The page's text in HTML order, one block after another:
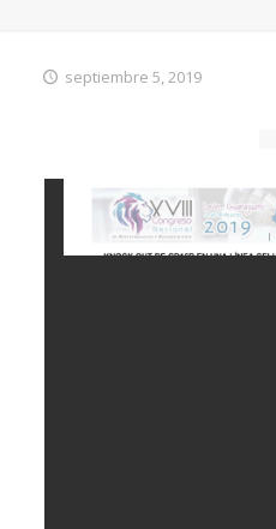
septiembre 5, 2019